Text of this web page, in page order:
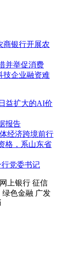
商银行开展农
并举促消费
技企业融资难
益扩大的AI价
报告
经济跨境前行
格，系山东省
党委书记
网上银行 征信
绿色金融 广发